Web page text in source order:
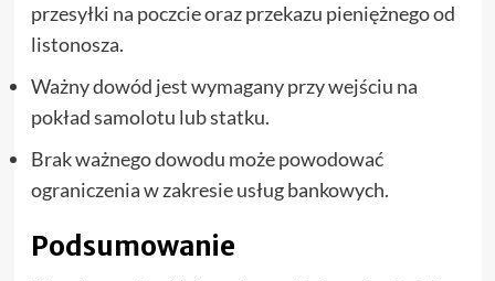
przesyłki na poczcie oraz przekazu pieniężnego od
listonosza.
Ważny dowód jest wymagany przy wejściu na
pokład samolotu lub statku.
Brak ważnego dowodu może powodować
ograniczenia w zakresie usług bankowych.
Podsumowanie